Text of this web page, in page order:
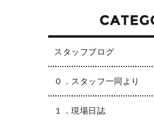
スタッフブログ
０．スタッフ一同より
１．現場日誌